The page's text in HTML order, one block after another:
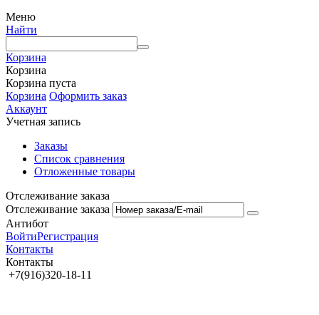
Меню
Найти
Корзина
Корзина
Корзина пуста
Корзина Оформить заказ
Аккаунт
Учетная запись
Заказы
Список сравнения
Отложенные товары
Отслеживание заказа
Отслеживание заказа
Антибот
ВойтиРегистрация
Контакты
Контакты
+7(916)320-18-11